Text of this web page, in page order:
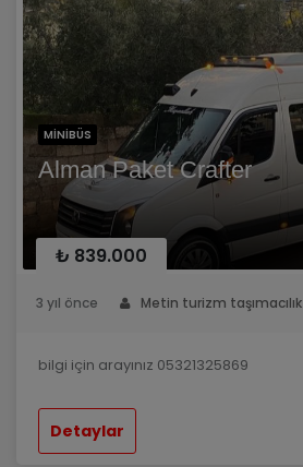
MINIBÜS
Alman Paket Crafter
₺ 839.000
3 yıl önce Metin turizm taşımacılık
bilgi için arayınız 05321325869
Detaylar